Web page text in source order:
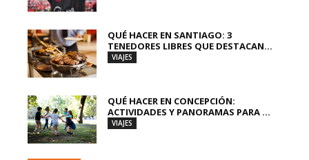
QUÉ HACER EN SANTIAGO: 3
TENEDORES LIBRES QUE DESTACAN...
VIAJES
QUÉ HACER EN CONCEPCIÓN:
ACTIVIDADES Y PANORAMAS PARA ...
VIAJES